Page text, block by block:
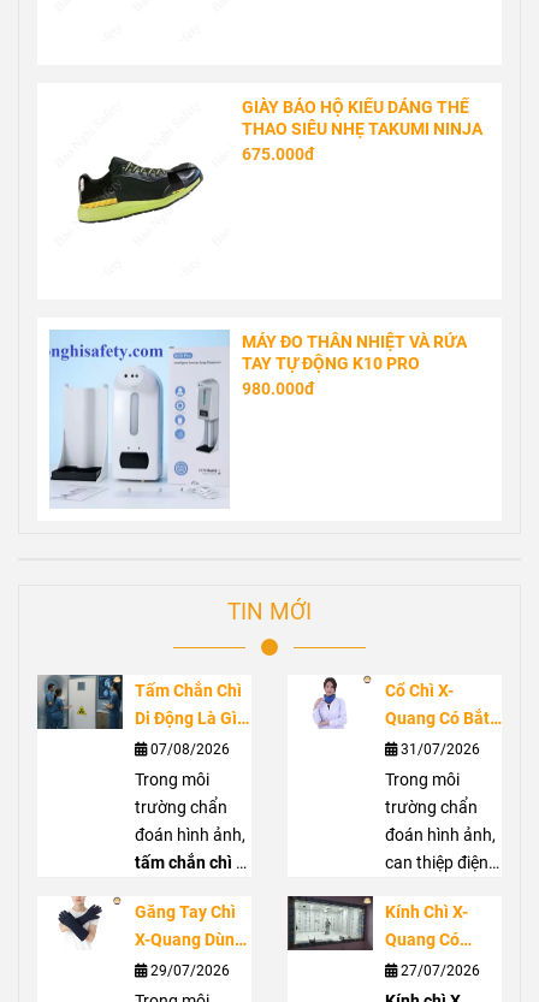
GIÀY BẢO HỘ KIỂU DÁNG THỂ
THAO SIÊU NHẸ TAKUMI NINJA
675.000đ
MÁY ĐO THÂN NHIỆT VÀ RỬA
TAY TỰ ĐỘNG K10 PRO
980.000đ
TIN MỚI
Tấm Chắn Chì
Di Động Là Gì?
Ứng Dụng
Trong Phòng
Chụp X-Quang
07/08/2026
Trong môi
trường chẩn
đoán hình ảnh,
tấm chắn chì di
pháp hỗ trợ che
chắn bức xạ
hiệu quả, góp
Cổ Chì X-
Quang Có Bắt
Buộc Không?
Vai Trò Bảo Vệ
Tuyến Giáp
Trước Bức Xạ
31/07/2026
Trong môi
trường chẩn
đoán hình ảnh,
can thiệp điện
phẫu thuật C-
arm, nhân viên
y tế có thể tiếp
Găng Tay Chì
X-Quang Dùng
Trong Trường
Hợp Nào?
29/07/2026
Kính Chì X-
Quang Có
Thực Sự Cần
Thiết? Khi Nào
27/07/2026